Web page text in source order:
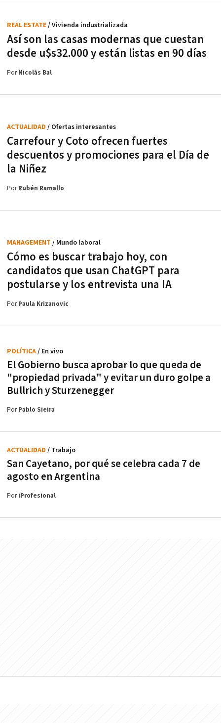
Así son las casas modernas que cuestan
desde u$s32.000 y están listas en 90 días
REAL ESTATE/ Vivienda industrializada
PorNicolás Bal
Carrefour y Coto ofrecen fuertes
descuentos y promociones para el Día de
la Niñez
ACTUALIDAD / Ofertas interesantes
PorRubén Ramallo
Cómo es buscar trabajo hoy, con
candidatos que usan ChatGPT para
postularse y los entrevista una IA
MANAGEMENT / Mundo laboral
PorPaula Krizanovic
El Gobierno busca aprobar lo que queda de
"propiedad privada" y evitar un duro golpe a
Bullrich y Sturzenegger
POLÍTICA/ En vivo
PorPablo Sieira
San Cayetano, por qué se celebra cada 7 de
agosto en Argentina
ACTUALIDAD / Trabajo
PoriProfesional